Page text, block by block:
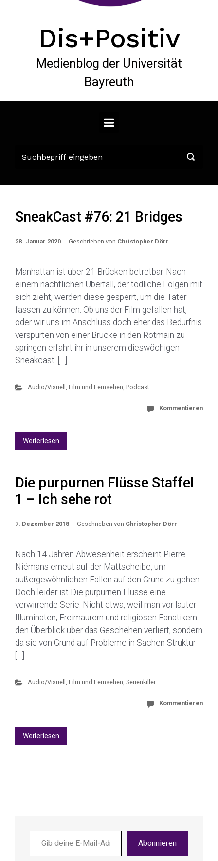
Dis+Positiv
Medienblog der Universität
Bayreuth
SneakCast #76: 21 Bridges
28. Januar 2020 Geschrieben von Christopher Dörr
Manhattan ist über 21 Brücken betretbar. Nach
einem nächtlichen Überfall, der tödliche Folgen mit
sich zieht, werden diese gesperrt, um die Täter
fassen zu können. Ob uns der Film gefallen hat,
oder wir uns im Anschluss doch eher das Bedürfnis
verspürten von einer Brücke in den Rotmain zu
springen erfahrt ihr in unserem dieswöchigen
Sneakcast. […]
Audio/Visuell , Film und Fernsehen, Podcast
Kommentieren
Weiterlesen
Die purpurnen Flüsse Staffel
1 – Ich sehe rot
7. Dezember 2018 Geschrieben von Christopher Dörr
Nach 14 Jahren Abwesenheit erscheint Pierre
Niémans erneut auf der Mattscheibe, um
außergewöhnlichen Fällen auf den Grund zu gehen.
Doch leider ist Die purpurnen Flüsse eine
verwirrende Serie. Nicht etwa, weil man vor lauter
Illuminaten, Freimaurern und religiösen Fanatikern
den Überblick über das Geschehen verliert, sondern
da sie von Grund auf Probleme in Sachen Struktur
[…]
Audio/Visuell , Film und Fernsehen, Serienkiller
Kommentieren
Weiterlesen
deine
E-
Abonnieren